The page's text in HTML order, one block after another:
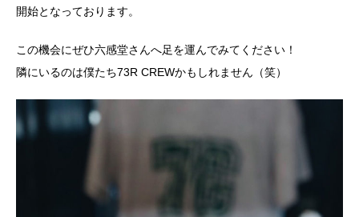
開始となっております。
この機会にぜひ六感堂さんへ足を運んでみてください！
隣にいるのは僕たち73R CREWかもしれません（笑）